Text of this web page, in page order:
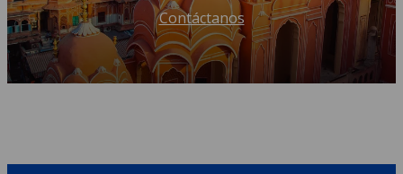
Contáctanos